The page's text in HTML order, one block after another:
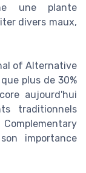
une plante
divers maux,
of Alternative
plus de 30%
aujourd'hui
traditionnels
importance